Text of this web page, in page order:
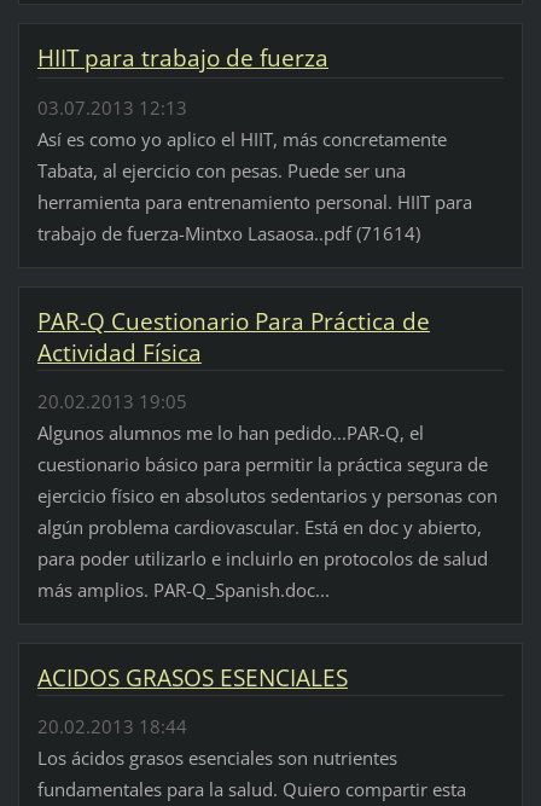
HIIT para trabajo de fuerza
03.07.2013 12:13
Así es como yo aplico el HIIT, más concretamente
Tabata, al ejercicio con pesas. Puede ser una
herramienta para entrenamiento personal. HIIT para
trabajo de fuerza-Mintxo Lasaosa..pdf (71614)
PAR-Q Cuestionario Para Práctica de
Actividad Física
20.02.2013 19:05
Algunos alumnos me lo han pedido...PAR-Q, el
cuestionario básico para permitir la práctica segura de
ejercicio físico en absolutos sedentarios y personas con
algún problema cardiovascular. Está en doc y abierto,
para poder utilizarlo e incluirlo en protocolos de salud
más amplios. PAR-Q_Spanish.doc...
ACIDOS GRASOS ESENCIALES
20.02.2013 18:44
Los ácidos grasos esenciales son nutrientes
fundamentales para la salud. Quiero compartir esta